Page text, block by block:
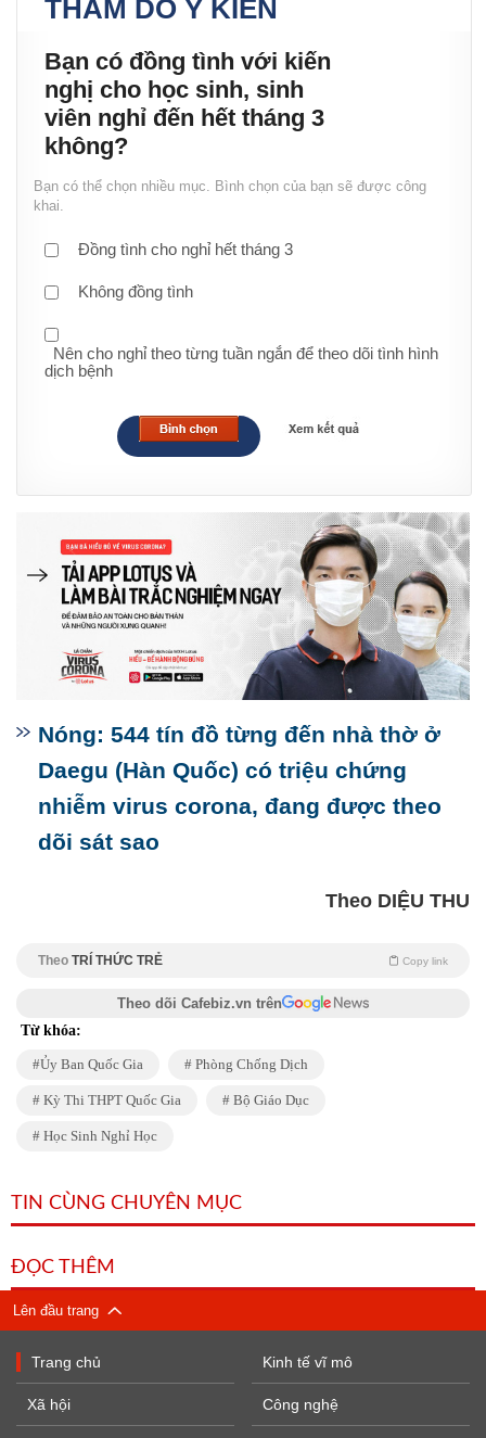
THĂM DÒ Ý KIẾN
Bạn có đồng tình với kiến
nghị cho học sinh, sinh
viên nghỉ đến hết tháng 3
không?
Bạn có thể chọn nhiều mục. Bình chọn của bạn sẽ được công
khai.
Đồng tình cho nghỉ hết tháng 3
Không đồng tình
Nên cho nghỉ theo từng tuần ngắn để theo dõi tình hình
dịch bệnh
Nóng: 544 tín đồ từng đến nhà thờ ở
Daegu (Hàn Quốc) có triệu chứng
nhiễm virus corona, đang được theo
dõi sát sao
Theo DIỆU THU
Theo TRÍ THỨC TRẺ Copy link
Theo dõi Cafebiz.vn trên
Từ khóa:
Ủy Ban Quốc Gia Phòng Chống Dịch
Kỳ Thi THPT Quốc Gia Bộ Giáo Dục
Học Sinh Nghỉ Học
TIN CÙNG CHUYÊN MỤC
ĐỌC THÊM
Lên đầu trang
Trang chủ
Xã hội
Kinh tế vĩ mô
Công nghệ